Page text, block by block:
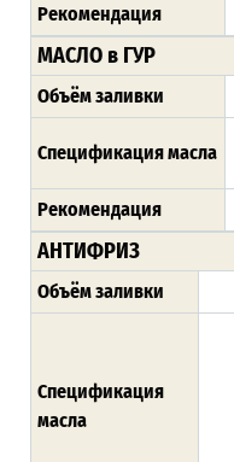
Рекомендация
МАСЛО в ГУР
Объём заливки
Спецификация масла
Рекомендация
АНТИФРИЗ
Объём заливки
Спецификация
масла